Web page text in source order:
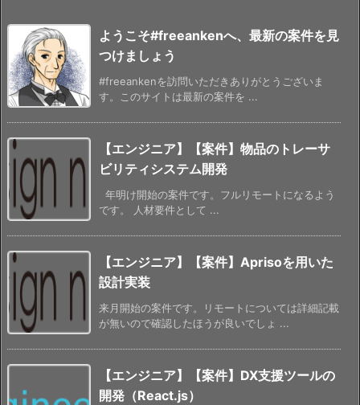
ようこそ#freeankenへ、最新の案件を見
つけましょう
#freeankenを訪問いただきありがとうございま
す。このサイトは最新の案件を ...
【エンジニア】【案件】物品のトレーサ
ビリティシステム開発
年明け開始の案件です。フルリモートになるよう
です。 人材要件として ...
【エンジニア】【案件】Aprisoを用いた
設計実装
来月開始の案件です。リモートについては詳細記載
が無いので確認したほうが良いでしょ ...
【エンジニア】【案件】DX支援ツールの
開発（React.js）